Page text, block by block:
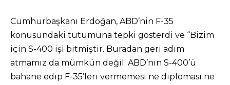
Cumhurbaşkanı Erdoğan, ABD’nin F-35
konusundaki tutumuna tepki gösterdi ve “Bizim
için S-400 işi bitmiştir. Buradan geri adım
atmamız da mümkün değil. ABD’nin S-400’ü
bahane edip F-35’leri vermemesi ne diplomasi ne